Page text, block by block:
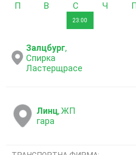
ПонеделникВторник
23:00
Залцбург,
Спирка
Ластерщрасе
Линц, ЖП
гара